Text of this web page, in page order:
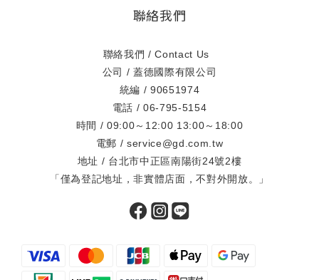
聯絡我們
聯絡我們 / Contact Us
公司 / 蓋德國際有限公司
統編 / 90651974
電話 / 06-795-5154
時間 / 09:00～12:00 13:00～18:00
電郵 / service@gd.com.tw
地址 / 台北市中正區南陽街24號2樓
「僅為登記地址，非實體店面，不對外開放。」